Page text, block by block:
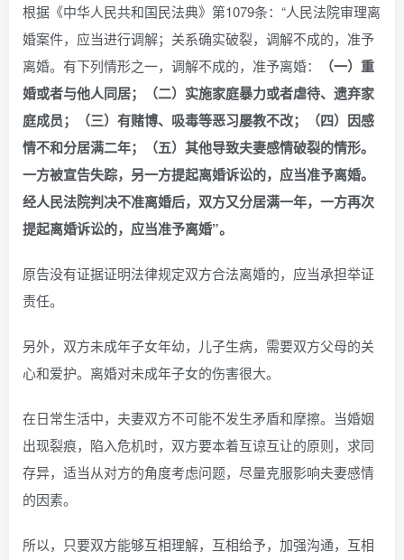
根据《中华人民共和国民法典》第1079条：“人民法院审理离
婚案件，应当进行调解；关系确实破裂，调解不成的，准予
离婚。有下列情形之一，调解不成的，准予离婚：
（一）重
婚或者与他人同居；（二）实施家庭暴力或者虐待、遗弃家
庭成员；（三）有赌博、吸毒等恶习屡教不改；（四）因感
情不和分居满二年；（五）其他导致夫妻感情破裂的情形。
一方被宣告失踪，另一方提起离婚诉讼的，应当准予离婚。
经人民法院判决不准离婚后，双方又分居满一年，一方再次
提起离婚诉讼的，应当准予离婚”。
原告没有证据证明法律规定双方合法离婚的，应当承担举证
责任。
另外，双方未成年子女年幼，儿子生病，需要双方父母的关
心和爱护。离婚对未成年子女的伤害很大。
在日常生活中，夫妻双方不可能不发生矛盾和摩擦。当婚姻
出现裂痕，陷入危机时，双方要本着互谅互让的原则，求同
存异，适当从对方的角度考虑问题，尽量克服影响夫妻感情
的因素。
所以，只要双方能够互相理解，互相给予，加强沟通，互相